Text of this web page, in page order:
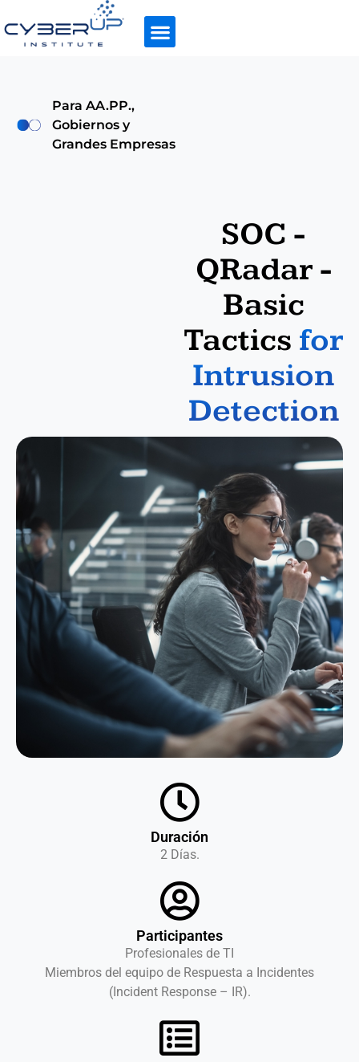
Para AA.PP.,
Gobiernos y
Grandes Empresas
SOC -
QRadar -
Basic
Tactics for
Intrusion
Detection
Duración
2 Días.
Participantes
Profesionales de TI
Miembros del equipo de Respuesta a Incidentes
(Incident Response – IR).